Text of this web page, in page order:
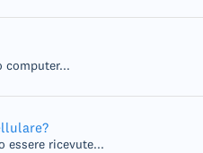
computer...
essere ricevute...